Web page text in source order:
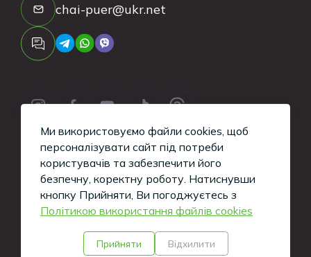
chai-puer@ukr.net
Copyright ©2026Tea-Puer. All Rights
Reserved.
Кажуть, такі сайти вміють робити хлопці з
iWeb
Ми використовуємо файли cookies, щоб
персоналізувати сайт під потреби
користувачів та забезпечити його
безпечну, коректну роботу. Натиснувши
кнопку Прийняти, Ви погоджуєтесь з
Політикою використання файлів cookies
Прийняти Відхилити